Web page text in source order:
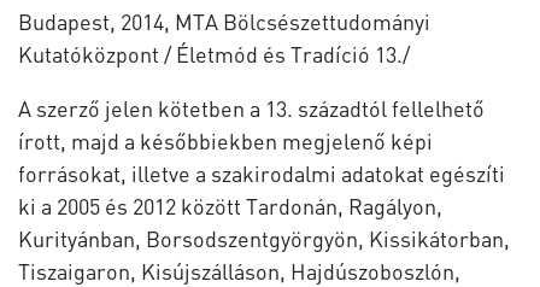
Budapest, 2014, MTA Bölcsészettudományi
Kutatóközpont / Életmód és Tradíció 13./
A szerző jelen kötetben a 13. századtól fellelhető
írott, majd a későbbiekben megjelenő képi
forrásokat, illetve a szakirodalmi adatokat egészíti
ki a 2005 és 2012 között Tardonán, Ragályon,
Kurityánban, Borsodszentgyörgyön, Kissikátorban,
Tiszaigaron, Kisújszálláson, Hajdúszoboszlón,